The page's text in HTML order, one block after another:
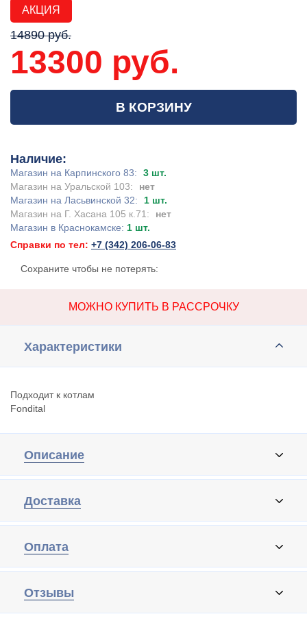
АКЦИЯ
14890 руб.
13300 руб.
В КОРЗИНУ
Наличие:
Магазин на Карпинского 83:
3 шт.
Магазин на Уральской 103:
нет
Магазин на Ласьвинской 32:
1 шт.
Магазин на Г. Хасана 105 к.71:
нет
Магазин в Краснокамске: 1 шт.
Справки по тел: +7 (342) 206-06-83
Сохраните чтобы не потерять:
МОЖНО КУПИТЬ В РАССРОЧКУ
Характеристики
Подходит к котлам
Fondital
Описание
Доставка
Оплата
Отзывы